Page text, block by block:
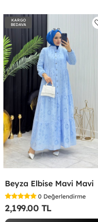
KARGO
BEDAVA
Beyza Elbise Mavi Mavi
0 Değerlendirme
2,199.00 TL